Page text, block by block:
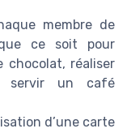
membre de
ce soit pour
chocolat, réaliser
servir un café
d’une carte